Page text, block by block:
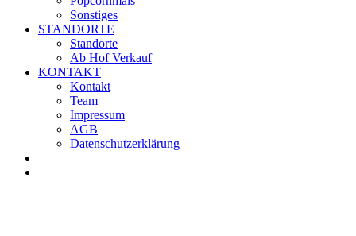
Sonstiges
STANDORTE
Standorte
Ab Hof Verkauf
KONTAKT
Kontakt
Team
Impressum
AGB
Datenschutzerklärung